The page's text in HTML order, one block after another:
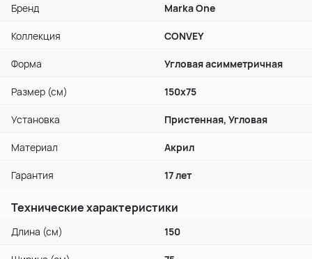
Бренд Marka One
Коллекция CONVEY
Форма Угловая асимметричная
Размер (см) 150х75
Установка Пристенная, Угловая
Материал Акрил
Гарантия 17 лет
Технические характеристики
Длина (см) 150